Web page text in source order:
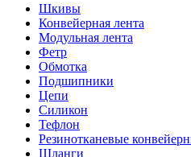
Шкивы
Конвейерная лента
Модульная лента
Фетр
Обмотка
Подшипники
Цепи
Силикон
Тефлон
Резинотканевые
Шланги